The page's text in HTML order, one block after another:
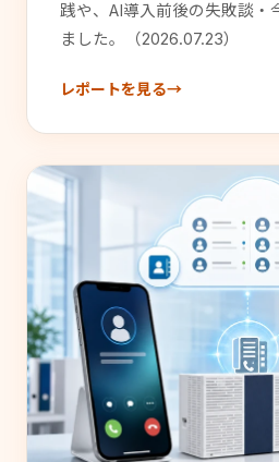
践や、AI導入前後の失敗談・
ました。（2026.07.23）
レポートを見る